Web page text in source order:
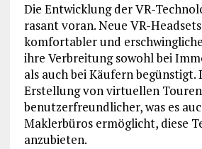
Die Entwicklung der VR-
rasant voran. Neue VR-
komfortabler und
ihre Verbreitung sowohl bei
als auch bei Käufern begünstigt.
Erstellung von virtuellen
benutzerfreundlicher, was es
Maklerbüros ermöglicht, diese
anzubieten.